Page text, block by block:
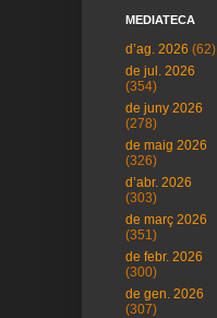
MEDIATECA
d’ag. 2026 (62)
de jul. 2026
(354)
de juny 2026
(278)
de maig 2026
(326)
d’abr. 2026
(303)
de març 2026
(351)
de febr. 2026
(300)
de gen. 2026
(307)